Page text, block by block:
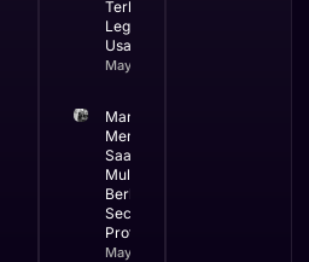
Terbaik
Legalitas
Usaha
May 12, 2026
Manfaat
Membuat PT
Saat Bisnis
Mulai
Berkembang
Secara
Profesional
May 11, 2026